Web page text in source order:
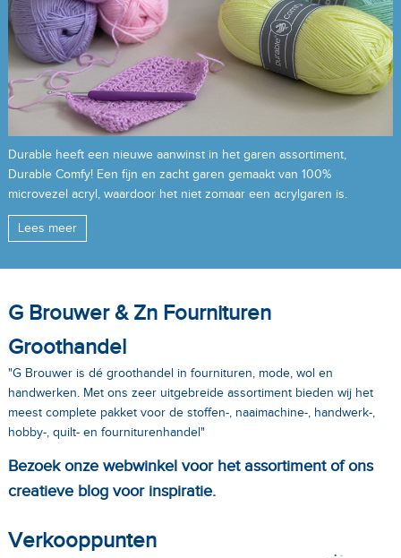
Durable heeft een nieuwe aanwinst in het garen assortiment,
Durable Comfy! Een fijn en zacht garen gemaakt van 100%
microvezel acryl, waardoor het niet zomaar een acrylgaren is.
Lees meer
G Brouwer & Zn Fournituren
Groothandel
"G Brouwer is dé groothandel in fournituren, mode, wol en
handwerken. Met ons zeer uitgebreide assortiment bieden wij het
meest complete pakket voor de stoffen-, naaimachine-, handwerk-,
hobby-, quilt- en fourniturenhandel"
Bezoek onze webwinkel voor het assortiment of ons
creatieve blog voor inspiratie.
Verkooppunten